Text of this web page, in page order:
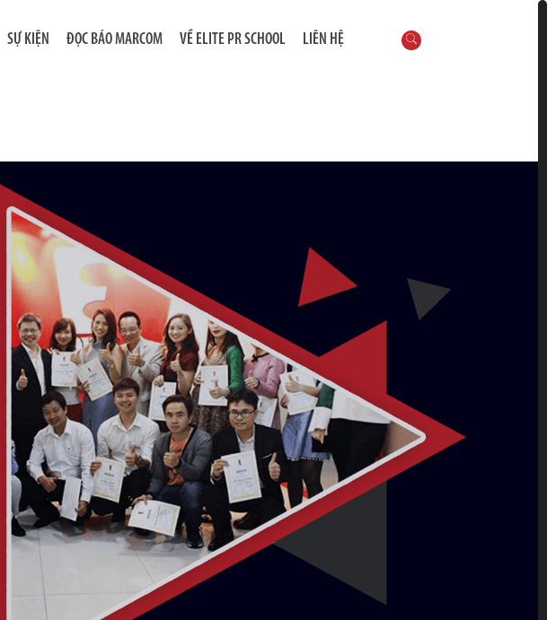
SỰ KIỆN ĐỌC BÁO MARCOM VỀ ELITE PR SCHOOL LIÊN HỆ